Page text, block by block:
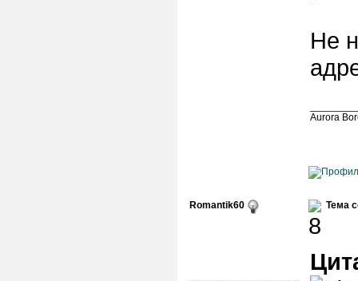
Не
Aurora
Romantik60 Тема